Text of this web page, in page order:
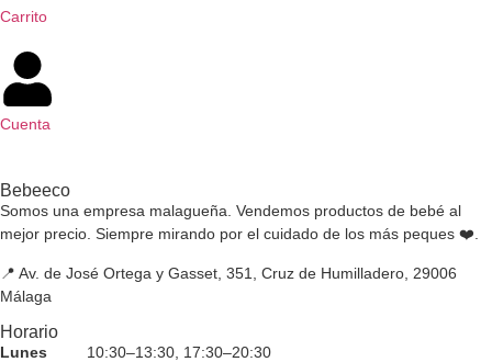
Carrito
Cuenta
Bebeeco
Somos una empresa malagueña. Vendemos productos de bebé al
mejor precio. Siempre mirando por el cuidado de los más peques ❤️.
📍 Av. de José Ortega y Gasset, 351, Cruz de Humilladero, 29006
Málaga
Horario
Lunes 10:30–13:30, 17:30–20:30